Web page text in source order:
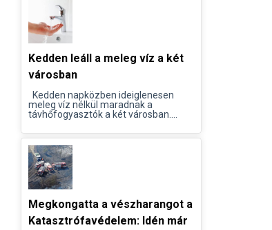
Kedden leáll a meleg víz a két
városban
Kedden napközben ideiglenesen
meleg víz nélkül maradnak a
távhőfogyasztók a két városban....
Megkongatta a vészharangot a
Katasztrófavédelem: Idén már